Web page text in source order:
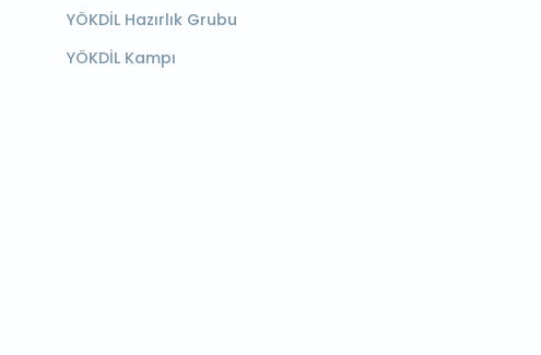
YÖKDİL Hazırlık Grubu
YÖKDİL Kampı